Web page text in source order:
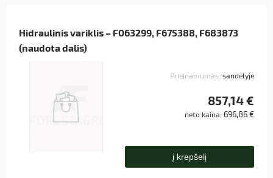
Hidraulinis variklis – F063299, F675388, F683873
(naudota dalis)
Prieinamumas: sandėlyje
857,14 €
neto kaina: 696,86 €
į krepšelį